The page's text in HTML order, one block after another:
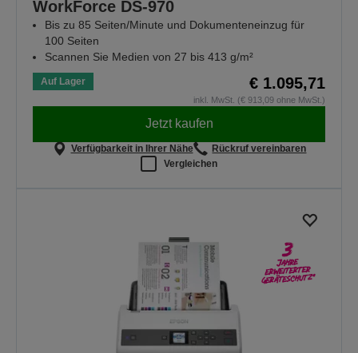
WorkForce DS-970
Bis zu 85 Seiten/Minute und Dokumenteneinzug für
100 Seiten
Scannen Sie Medien von 27 bis 413 g/m²
Auf Lager € 1.095,71
inkl. MwSt. (€ 913,09 ohne MwSt.)
Jetzt kaufen
Verfügbarkeit in Ihrer Nähe
Rückruf vereinbaren
Vergleichen